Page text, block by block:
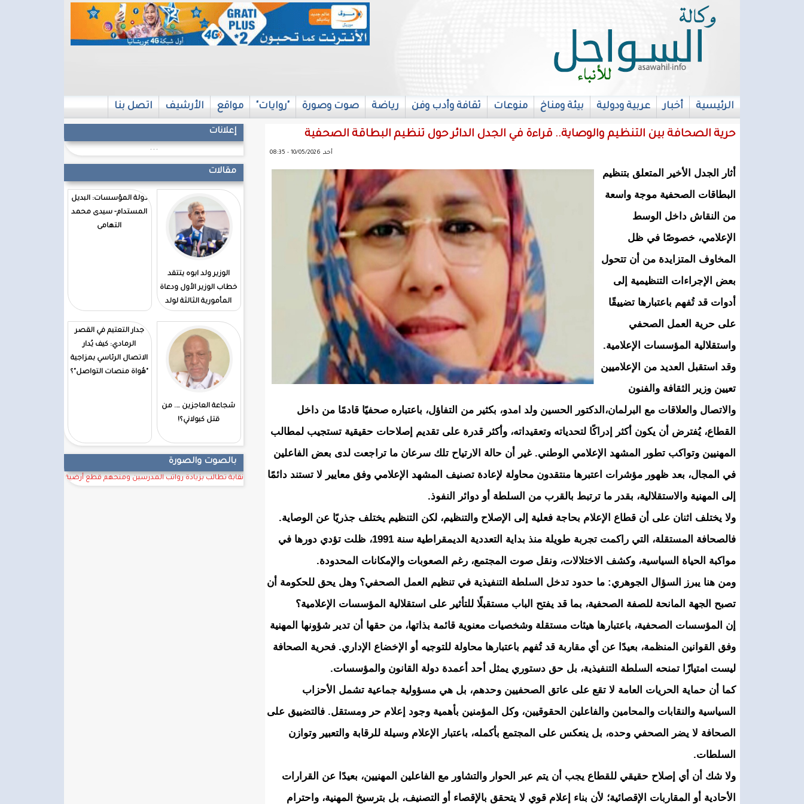
الرئيسية أخبار عربية ودولية بيئة ومناخ منوعات ثقافة وأدب وفن رياضة صوت وصورة "روايات" مواقع الأرشيف اتصل بنا
français إعلانات
...
مقالات
الوزير ولد ابوه يتتقد
خطاب الوزير الأول ودعاة
المأمورية الثالثة لولد
دولة المؤسسات: البديل
المستدام- سيدى محمد
التهامى
شجاعة العاجزين …. من
قتل كبولاني؟!
جدار التعتيم في القصر
الرمادي: كيف يُدار
الاتصال الرئاسي بمزاجية
"هُواة منصات التواصل"؟
بالصوت والصورة
نقابة تطالب بزيادة رواتب المدرسين ومنحهم قطع أرضية
حرية الصحافة بين التنظيم والوصاية.. قراءة في الجدل الدائر حول تنظيم البطاقة الصحفية
أحد, 10/05/2026 - 08:35
أثار الجدل الأخير المتعلق بتنظيم
البطاقات الصحفية موجة واسعة
من النقاش داخل الوسط
الإعلامي، خصوصًا في ظل
المخاوف المتزايدة من أن تتحول
بعض الإجراءات التنظيمية إلى
أدوات قد تُفهم باعتبارها تضييقًا
على حرية العمل الصحفي
واستقلالية المؤسسات الإعلامية.
وقد استقبل العديد من الإعلاميين
تعيين وزير الثقافة والفنون
والاتصال والعلاقات مع البرلمان،الدكتور الحسين ولد امدو، بكثير من التفاؤل، باعتباره صحفيًا قادمًا من داخل
القطاع، يُفترض أن يكون أكثر إدراكًا لتحدياته وتعقيداته، وأكثر قدرة على تقديم إصلاحات حقيقية تستجيب لمطالب
المهنيين وتواكب تطور المشهد الإعلامي الوطني. غير أن حالة الارتياح تلك سرعان ما تراجعت لدى بعض الفاعلين
في المجال، بعد ظهور مؤشرات اعتبرها منتقدون محاولة لإعادة تصنيف المشهد الإعلامي وفق معايير لا تستند دائمًا
إلى المهنية والاستقلالية، بقدر ما ترتبط بالقرب من السلطة أو دوائر النفوذ.
ولا يختلف اثنان على أن قطاع الإعلام بحاجة فعلية إلى الإصلاح والتنظيم، لكن التنظيم يختلف جذريًا عن الوصاية.
فالصحافة المستقلة، التي راكمت تجربة طويلة منذ بداية التعددية الديمقراطية سنة 1991، ظلت تؤدي دورها في
مواكبة الحياة السياسية، وكشف الاختلالات، ونقل صوت المجتمع، رغم الصعوبات والإمكانات المحدودة.
ومن هنا يبرز السؤال الجوهري: ما حدود تدخل السلطة التنفيذية في تنظيم العمل الصحفي؟ وهل يحق للحكومة أن
تصبح الجهة المانحة للصفة الصحفية، بما قد يفتح الباب مستقبلًا للتأثير على استقلالية المؤسسات الإعلامية؟
إن المؤسسات الصحفية، باعتبارها هيئات مستقلة وشخصيات معنوية قائمة بذاتها، من حقها أن تدير شؤونها المهنية
وفق القوانين المنظمة، بعيدًا عن أي مقاربة قد تُفهم باعتبارها محاولة للتوجيه أو الإخضاع الإداري. فحرية الصحافة
ليست امتيازًا تمنحه السلطة التنفيذية، بل حق دستوري يمثل أحد أعمدة دولة القانون والمؤسسات.
كما أن حماية الحريات العامة لا تقع على عاتق الصحفيين وحدهم، بل هي مسؤولية جماعية تشمل الأحزاب
السياسية والنقابات والمحامين والفاعلين الحقوقيين، وكل المؤمنين بأهمية وجود إعلام حر ومستقل. فالتضييق على
الصحافة لا يضر الصحفي وحده، بل ينعكس على المجتمع بأكمله، باعتبار الإعلام وسيلة للرقابة والتعبير وتوازن
السلطات.
ولا شك أن أي إصلاح حقيقي للقطاع يجب أن يتم عبر الحوار والتشاور مع الفاعلين المهنيين، بعيدًا عن القرارات
الأحادية أو المقاربات الإقصائية؛ لأن بناء إعلام قوي لا يتحقق بالإقصاء أو التصنيف، بل بترسيخ المهنية، واحترام